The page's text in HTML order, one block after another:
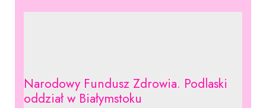
Narodowy Fundusz Zdrowia. Podlaski
oddział w Białymstoku